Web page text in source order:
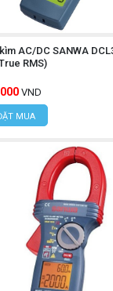
người sử dụng.
loại, UT216D
sử dụng, bạn
bị ở nơi khô ráo,
mới khi pin yếu
Luôn tuân thủ
T UT216D
T UT216D
AC/DC SANWA
RMS)
VND
MUA